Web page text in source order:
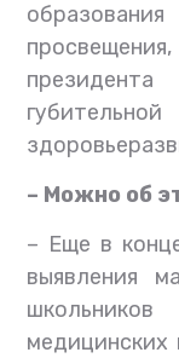
– Можно об
– Еще в
выявления